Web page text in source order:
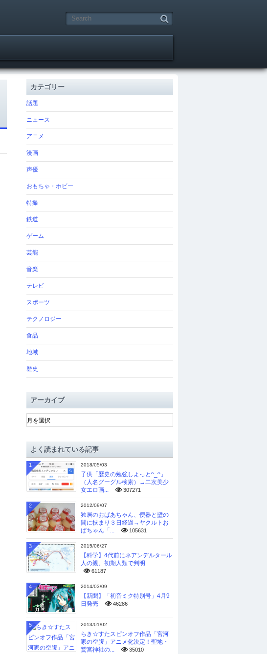
カテゴリー
話題
ニュース
アニメ
漫画
声優
おもちゃ・ホビー
特撮
鉄道
ゲーム
芸能
音楽
テレビ
スポーツ
テクノロジー
食品
地域
歴史
アーカイブ
ア
ー
ブよく読まれている記事
2018/05/03
子供「歴史の勉強しよっと^_^」
（人名グーグル検索）→二次美少
女エロ画...
307271
1
2012/09/07
独居のおばあちゃん、便器と壁の
間に挟まり３日経過→ヤクルトお
ばちゃん「...
105631
2
2015/06/27
【科学】4代前にネアンデルタール
人の親、初期人類で判明
61187
3
2014/03/09
【新聞】「初音ミク特別号」4月9
日発売
46286
4
2013/01/02
らき☆すたスピンオフ作品「宮河
家の空腹」アニメ化決定！聖地・
鷲宮神社の...
35010
5